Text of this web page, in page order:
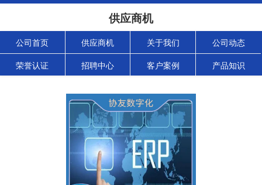
供应商机
公司首页 供应商机 关于我们 公司动态
荣誉认证 招聘中心 客户案例 产品知识